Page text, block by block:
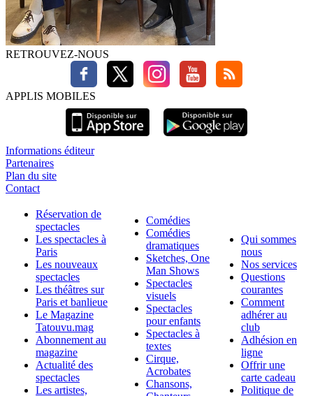
RETROUVEZ-NOUS
APPLIS MOBILES
Informations éditeur
Partenaires
Plan du site
Contact
Réservation de
spectacles
Les spectacles à
Paris
Les nouveaux
spectacles
Les théâtres sur
Paris et banlieue
Le Magazine
Tatouvu.mag
Abonnement au
magazine
Actualité des
spectacles
Les artistes,
Comédies
Comédies
dramatiques
Sketches, One
Man Shows
Spectacles
visuels
Spectacles
pour enfants
Spectacles à
textes
Cirque,
Acrobates
Chansons,
Qui sommes
nous
Nos services
Questions
courantes
Comment
adhérer au
club
Adhésion en
ligne
Offrir une
carte cadeau
Politique de